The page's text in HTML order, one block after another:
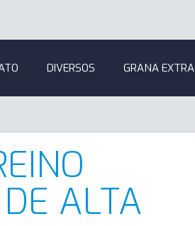
DIVERSOS GRANA EXTRA
ALTA